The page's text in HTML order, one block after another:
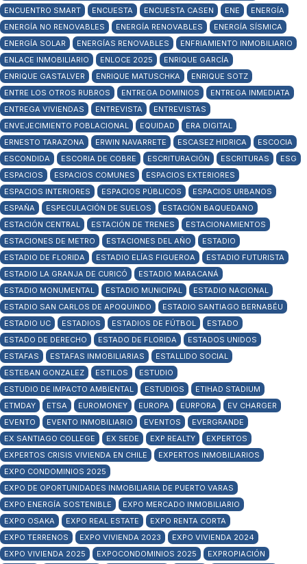
ENCUENTRO SMART
ENCUESTA ENCUESTA CASEN ENE
ENERGÍA
ENERGÍA NO RENOVABLES
ENERGÍA RENOVABLES
ENERGÍA SÍSMICA
ENERGÍA SOLAR
ENERGÍAS RENOVABLES
ENFRIAMIENTO INMOBILIARIO
ENLACE INMOBILIARIO
ENLOCE 2025
ENRIQUE GARCÍA
ENRIQUE GASTALVER
ENRIQUE MATUSCHKA
ENRIQUE SOTZ
ENTRE LOS OTROS RUBROS
ENTREGA DOMINIOS
ENTREGA INMEDIATA
ENTREGA VIVIENDAS
ENTREVISTA
ENTREVISTAS
ENVEJECIMIENTO POBLACIONAL
EQUIDAD
ERA DIGITAL
ERNESTO TARAZONA
ERWIN NAVARRETE ESCASEZ HIDRICA
ESCOCIA
ESCONDIDA
ESCORIA DE COBRE ESCRITURACIÓN ESCRITURAS
ESG
ESPACIOS
ESPACIOS COMUNES
ESPACIOS EXTERIORES
ESPACIOS INTERIORES
ESPACIOS PÚBLICOS
ESPACIOS URBANOS
ESPAÑA
ESPECULACIÓN DE SUELOS
ESTACIÓN BAQUEDANO
ESTACIÓN CENTRAL
ESTACIÓN DE TRENES
ESTACIONAMIENTOS
ESTACIONES DE METRO
ESTACIONES DEL AÑO
ESTADIO
ESTADIO DE FLORIDA
ESTADIO ELÍAS FIGUEROA
ESTADIO FUTURISTA
ESTADIO LA GRANJA DE CURICÓ
ESTADIO MARACANÁ
ESTADIO MONUMENTAL
ESTADIO MUNICIPAL
ESTADIO NACIONAL
ESTADIO SAN CARLOS DE APOQUINDO
ESTADIO SANTIAGO BERNABÉU
ESTADIO UC
ESTADIOS ESTADIOS DE FÚTBOL
ESTADO
ESTADO DE DERECHO
ESTADO DE FLORIDA
ESTADOS UNIDOS
ESTAFAS
ESTAFAS INMOBILIARIAS
ESTALLIDO SOCIAL
ESTEBAN GONZALEZ
ESTILOS
ESTUDIO
ESTUDIO DE IMPACTO AMBIENTAL
ESTUDIOS
ETIHAD STADIUM
ETMDAY
ETSA EUROMONEY EUROPA EURPORA
EV CHARGER
EVENTO
EVENTO INMOBILIARIO EVENTOS
EVERGRANDE
EX SANTIAGO COLLEGE
EX SEDE EXP REALTY
EXPERTOS
EXPERTOS CRISIS VIVIENDA EN CHILE
EXPERTOS INMOBILIARIOS
EXPO CONDOMINIOS 2025
EXPO DE OPORTUNIDADES INMOBILIARIA DE PUERTO VARAS
EXPO ENERGÍA SOSTENIBLE
EXPO MERCADO INMOBILIARIO
EXPO OSAKA
EXPO REAL ESTATE
EXPO RENTA CORTA
EXPO TERRENOS
EXPO VIVIENDA 2023
EXPO VIVIENDA 2024
EXPO VIVIENDA 2025
EXPOCONDOMINIOS 2025
EXPROPIACIÓN